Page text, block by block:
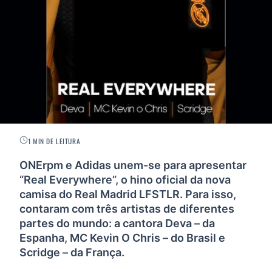
1 MIN DE LEITURA
ONErpm e Adidas unem-se para apresentar
“Real Everywhere”, o hino oficial da nova
camisa do Real Madrid LFSTLR. Para isso,
contaram com três artistas de diferentes
partes do mundo: a cantora Deva – da
Espanha, MC Kevin O Chris – do Brasil e
Scridge – da França.